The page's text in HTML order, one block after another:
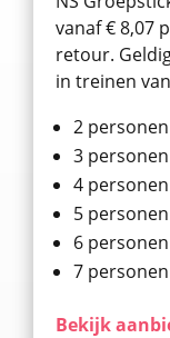
vanaf € 8,07
retour.
in treinen
2
3
4
5
6
7
Bekijk